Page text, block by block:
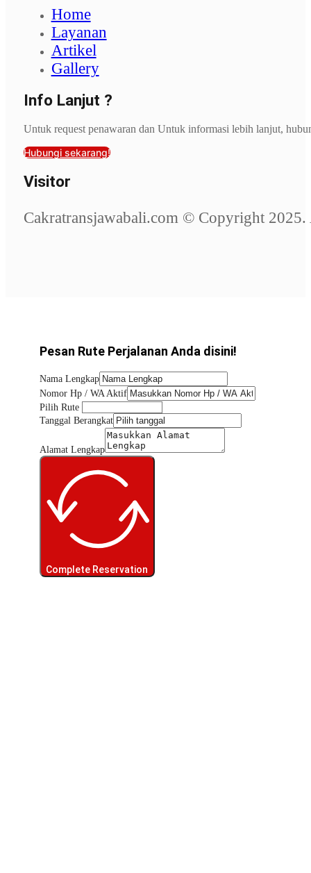
Home
Layanan
Artikel
Gallery
Info Lanjut ?
Untuk request penawaran dan Untuk informasi lebih lanjut,
Hubungi sekarang!
Visitor
Cakratransjawabali.com © Copyright 2025.
Pesan Rute Perjalanan Anda disini!
Nama Lengkap
Nomor Hp / WA Aktif
Pilih Rute
Tanggal Berangkat
Alamat Lengkap
Complete Reservation